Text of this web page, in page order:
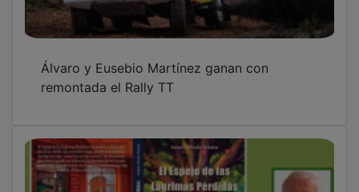
Álvaro y Eusebio Martínez ganan con
remontada el Rally TT